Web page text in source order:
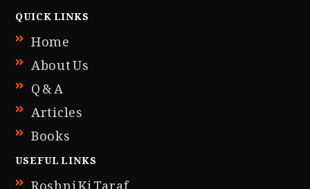
QUICK LINKS
Home
About Us
Q & A
Articles
Books
USEFUL LINKS
Roshni Ki Taraf